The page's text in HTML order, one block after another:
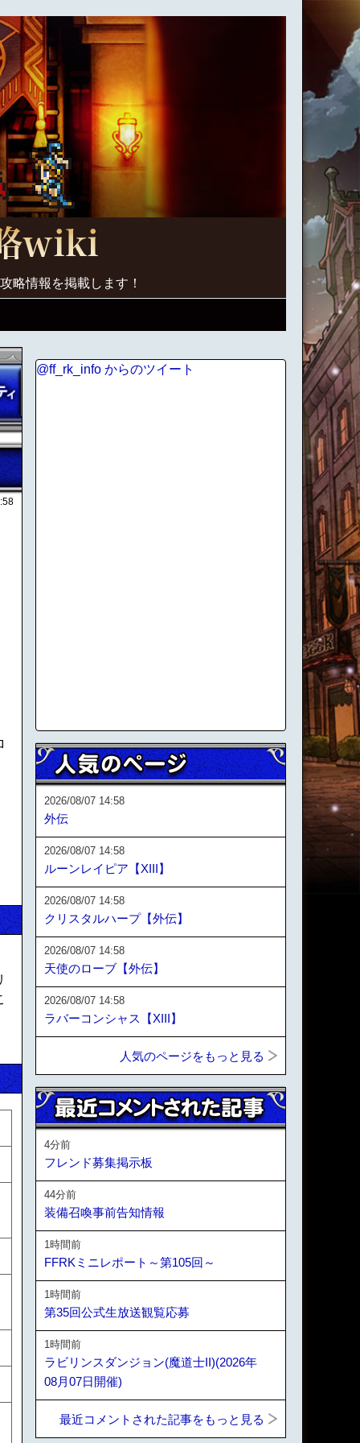
略情報を掲載します！
@ff_rk_info からのツイート
2026/08/07 14:58
外伝
2026/08/07 14:58
ルーンレイピア【XIII】
2026/08/07 14:58
クリスタルハープ【外伝】
2026/08/07 14:58
天使のローブ【外伝】
2026/08/07 14:58
ラバーコンシャス【XIII】
人気のページをもっと見る
4分前
フレンド募集掲示板
44分前
装備召喚事前告知情報
1時間前
FFRKミニレポート～第105回～
1時間前
第35回公式生放送観覧応募
1時間前
ラビリンスダンジョン(魔道士II)(2026年
08月07日開催)
最近コメントされた記事をもっと見る